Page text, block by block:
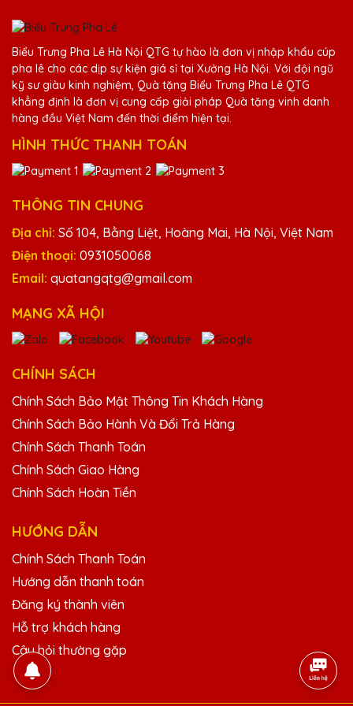
Trần Văn Tiến
Đã nhận được kỷ niệm chương và rất ấn
tượng với thiết kế và chất lượng. Cảm ơn
Quà Tặng Pha Lê QTG!
Nguyễn Thị Tuyết
25/11/2025
QTG rất nhiệt tình và chuyên nghiệp. Sẽ
tiếp tục ủng hộ!
Vũ Văn Hùng
25/11/2025
không chỉ đẹp mà còn mang lại giá trị tinh
Nguyễn Thị Mai
Chất lượng cúp pha lê tại Quà Tặng Pha
bóng!
Dương Văn Thái
25/11/2025
Mẫu mã cúp pha lê tại Quà Tặng Pha Lê
QTG rất đa dạng và đẹp mắt, luôn mang
Biểu Trưng Pha Lê Hà Nội QTG tự hào là đơn vị nhập khẩu cúp
pha lê cho các dịp sự kiện giá sỉ tại Xưởng Hà Nội. Với đội ngũ
kỹ sư giàu kinh nghiệm, Quà tặng Biểu Trưng Pha Lê QTG
khẳng định là đơn vị cung cấp giải pháp Quà tặng vinh danh
hàng đầu Việt Nam đến thời điểm hiện tại.
HÌNH THỨC THANH TOÁN
THÔNG TIN CHUNG
Địa chỉ: Số 104, Bằng Liệt, Hoàng Mai, Hà Nội, Việt Nam
Điện thoại: 0931050068
Email: quatangqtg@gmail.com
MẠNG XÃ HỘI
CHÍNH SÁCH
Chính Sách Bảo Mật Thông Tin Khách Hàng
Chính Sách Bảo Hành Và Đổi Trả Hàng
Chính Sách Thanh Toán
Chính Sách Giao Hàng
Chính Sách Hoàn Tiền
HƯỚNG DẪN
Chính Sách Thanh Toán
Hướng dẫn thanh toán
Đăng ký thành viên
Hỗ trợ khách hàng
Câu hỏi thường gặp